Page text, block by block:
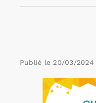
Annonces emploi
Publié le 20/03/2024
l'image